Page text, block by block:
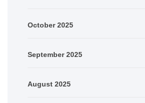
October 2025
September 2025
August 2025